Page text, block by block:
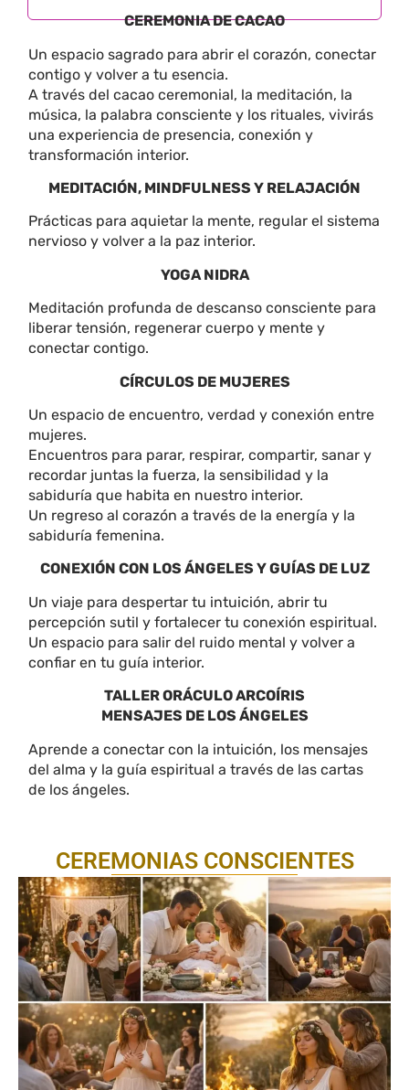
CEREMONIA DE CACAO
Un espacio sagrado para abrir el corazón, conectar
contigo y volver a tu esencia.
A través del cacao ceremonial, la meditación, la
música, la palabra consciente y los rituales, vivirás
una experiencia de presencia, conexión y
transformación interior.
MEDITACIÓN, MINDFULNESS Y RELAJACIÓN
Prácticas para aquietar la mente, regular el sistema
nervioso y volver a la paz interior.
YOGA NIDRA
Meditación profunda de descanso consciente para
liberar tensión, regenerar cuerpo y mente y
conectar contigo.
CÍRCULOS DE MUJERES
Un espacio de encuentro, verdad y conexión entre
mujeres.
Encuentros para parar, respirar, compartir, sanar y
recordar juntas la fuerza, la sensibilidad y la
sabiduría que habita en nuestro interior.
Un regreso al corazón a través de la energía y la
sabiduría femenina.
CONEXIÓN CON LOS ÁNGELES Y GUÍAS DE LUZ
Un viaje para despertar tu intuición, abrir tu
percepción sutil y fortalecer tu conexión espiritual.
Un espacio para salir del ruido mental y volver a
confiar en tu guía interior.
TALLER ORÁCULO ARCOÍRIS
MENSAJES DE LOS ÁNGELES
Aprende a conectar con la intuición, los mensajes
del alma y la guía espiritual a través de las cartas
de los ángeles.
CEREMONIAS CONSCIENTES